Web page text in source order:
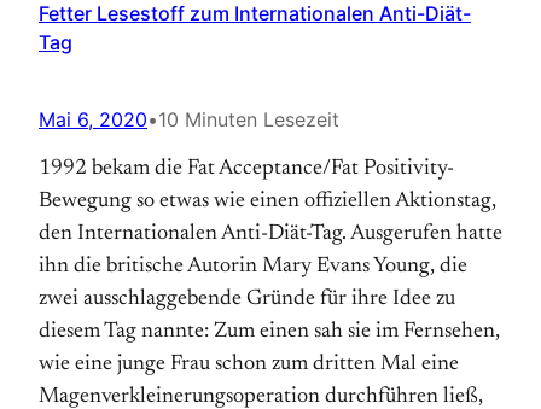
Fetter Lesestoff zum Internationalen Anti-Diät-
Tag
Mai 6, 2020•10 Minuten Lesezeit
1992 bekam die Fat Acceptance/Fat Positivity-
Bewegung so etwas wie einen offiziellen Aktions­tag,
den Internationalen Anti-Diät-Tag. Aus­gerufen hatte
ihn die britische Autorin Mary Evans Young, die
zwei ausschlaggebende Gründe für ihre Idee zu
diesem Tag nannte: Zum einen sah sie im Fernsehen,
wie eine junge Frau schon zum dritten Mal eine
Magen­verkleinerungs­operation durchführen ließ,